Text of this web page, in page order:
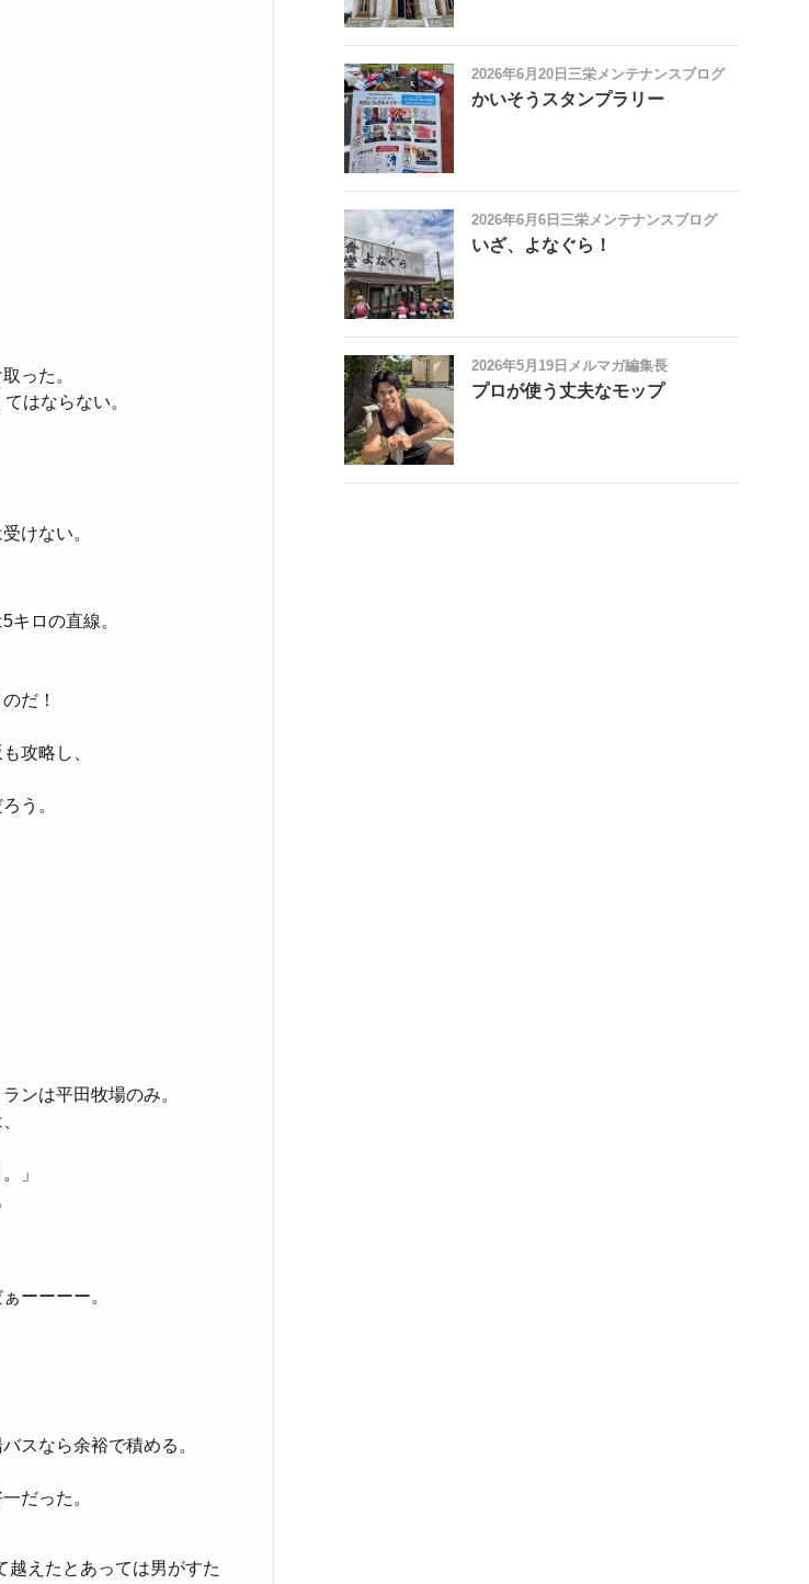
った。
はならない。
けない。
キロの直線。
だ！
攻略し、
う。
ンは平田牧場のみ。
」
ーーーー。
スなら余裕で積める。
だった。
越えたとあっては男がすた
2026年6月20日 三栄メンテナンスブログ
かいそうスタンプラリー
2026年6月6日 三栄メンテナンスブログ
いざ、よなぐら！
2026年5月19日 メルマガ編集長
プロが使う丈夫なモップ